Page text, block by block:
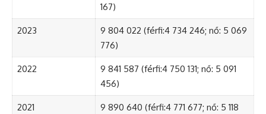
167)
2023
9 804 022 (férfi:4 734 246; nő: 5 069
776)
2022
9 841 587 (férfi:4 750 131; nő: 5 091
456)
2021
9 890 640 (férfi:4 771 677; nő: 5 118